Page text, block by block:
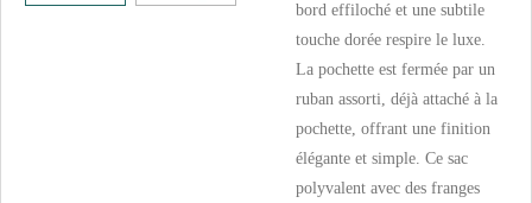
bord effiloché et une subtile
touche dorée respire le luxe.
La pochette est fermée par un
ruban assorti, déjà attaché à la
pochette, offrant une finition
élégante et simple. Ce sac
polyvalent avec des franges